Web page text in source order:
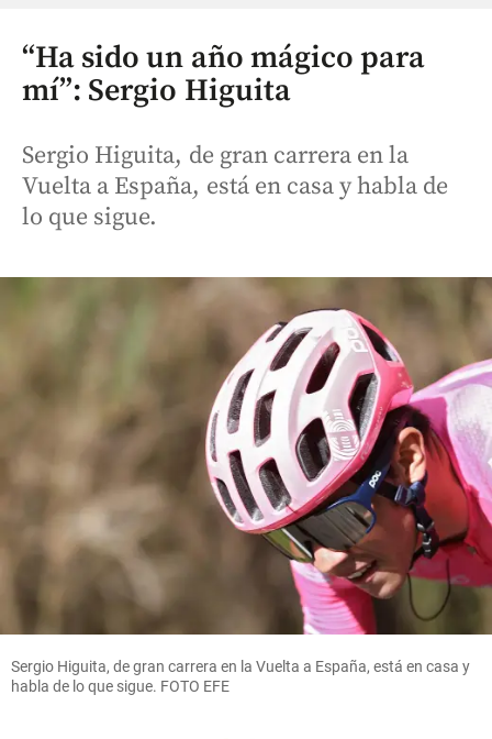
“Ha sido un año mágico para
mí”: Sergio Higuita
Sergio Higuita, de gran carrera en la
Vuelta a España, está en casa y habla de
lo que sigue.
Sergio Higuita, de gran carrera en la Vuelta a España, está en casa y
habla de lo que sigue. FOTO EFE